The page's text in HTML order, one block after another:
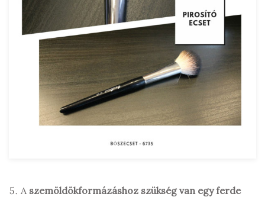
A szemöldökformázáshoz szükség van egy ferde